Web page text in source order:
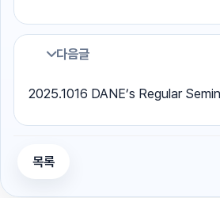
다음글
2025.1016 DANE’s Regular
목록